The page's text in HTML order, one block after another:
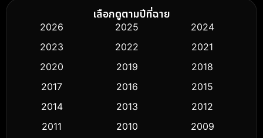
Biography ชีวิตจริง
Classic หนังคลาสสิก (50)
Comedy ตลก (433)
เลือกดูตามปีที่ฉาย
2026 2025
2024
2023
2022
2021
2020
2019
2018
2017
2016
2015
2014
2013
2012
2011
2010
2009